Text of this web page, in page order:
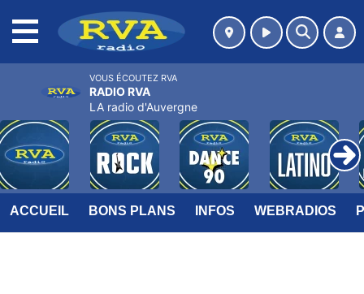
ACCUEIL BONS PLANS INFOS WEBRADIOS
VOUS ÉCOUTEZ RVA
RADIO RVA
LA radio d'Auvergne